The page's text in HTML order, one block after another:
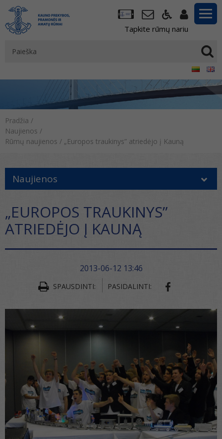
Tapkite rūmų nariu
Pradžia /
Naujienos /
Rūmų naujienos / „Europos traukinys” atriedėjo į Kauną
Naujienos
„EUROPOS TRAUKINYS”
ATRIEDĖJO Į KAUNĄ
2013-06-12 13:46
SPAUSDINTI: PASIDALINTI: